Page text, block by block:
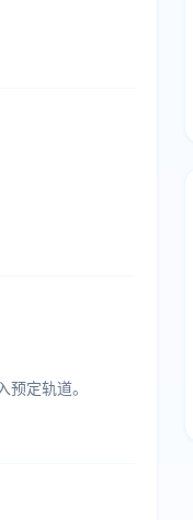
定轨道。